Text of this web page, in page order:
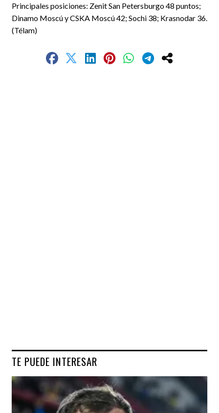
Principales posiciones: Zenit San Petersburgo 48 puntos;
Dinamo Moscú y CSKA Moscú 42; Sochi 38; Krasnodar 36.
(Télam)
TE PUEDE INTERESAR